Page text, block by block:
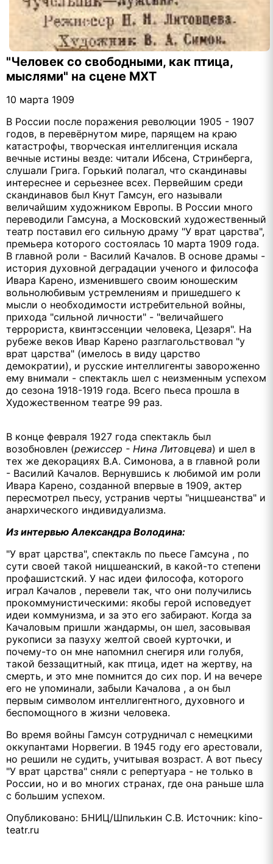
"Человек со свободными, как птица,
мыслями" на сцене МХТ
10 марта 1909
В России после поражения революции 1905 - 1907
годов, в перевёрнутом мире, парящем на краю
катастрофы, творческая интеллигенция искала
вечные истины везде: читали Ибсена, Стринберга,
слушали Грига. Горький полагал, что скандинавы
интереснее и серьезнее всех. Первейшим среди
скандинавов был Кнут Гамсун, его называли
величайшим художником Европы. В России много
переводили Гамсуна, а Московский художественный
театр поставил его сильную драму "У врат царства",
премьера которого состоялась 10 марта 1909 года.
В главной роли - Василий Качалов. В основе драмы -
история духовной деградации ученого и философа
Ивара Карено, изменившего своим юношеским
вольнолюбивым устремлениям и пришедшего к
мысли о необходимости истребительной войны,
прихода "сильной личности" - "величайшего
террориста, квинтэссенции человека, Цезаря". На
рубеже веков Ивар Карено разглагольствовал "у
врат царства" (имелось в виду царство
демократии), и русские интеллигенты завороженно
ему внимали - спектакль шел с неизменным успехом
до сезона 1918-1919 года. Всего пьеса прошла в
Художественном театре 99 раз.
В конце февраля 1927 года спектакль был
возобновлен (режиссер - Нина Литовцева) и шел в
тех же декорациях В.А. Симонова, а в главной роли
- Василий Качалов. Вернувшись к любимой им роли
Ивара Карено, созданной впервые в 1909, актер
пересмотрел пьесу, устранив черты "ницшеанства" и
анархического индивидуализма.
Из интервью Александра Володина:
"У врат царства", спектакль по пьесе Гамсуна , по
сути своей такой ницшеанский, в какой-то степени
профашистский. У нас идеи философа, которого
играл Качалов , перевели так, что они получились
прокоммунистическими: якобы герой исповедует
идеи коммунизма, и за это его забирают. Когда за
Качаловым пришли жандармы, он шел, засовывая
рукописи за пазуху желтой своей курточки, и
почему-то он мне напомнил снегиря или голубя,
такой беззащитный, как птица, идет на жертву, на
смерть, и это мне помнится до сих пор. И на вечере
его не упоминали, забыли Качалова , а он был
первым символом интеллигентного, духовного и
беспомощного в жизни человека.
Во время войны Гамсун сотрудничал с немецкими
оккупантами Норвегии. В 1945 году его арестовали,
но решили не судить, учитывая возраст. А вот пьесу
"У врат царства" сняли с репертуара - не только в
России, но и во многих странах, где она раньше шла
с большим успехом.
Опубликовано: БНИЦ/Шпилькин С.В. Источник: kino-
teatr.ru